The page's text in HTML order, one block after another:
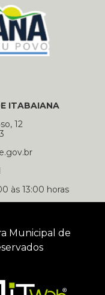
ITABAIANA
12
às 13:00 horas
Municipal de